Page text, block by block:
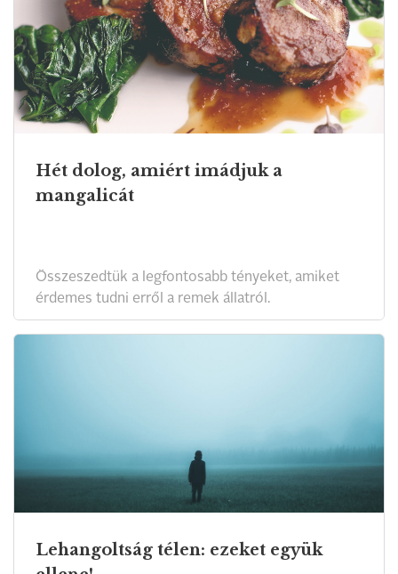
Hét dolog, amiért imádjuk a
mangalicát
Összeszedtük a legfontosabb tényeket, amiket
érdemes tudni erről a remek állatról.
Lehangoltság télen: ezeket együk